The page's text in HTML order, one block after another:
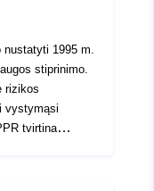
nustatyti 1995 m.
stiprinimo.
rizikos
vystymąsi
tvirtina
statybos